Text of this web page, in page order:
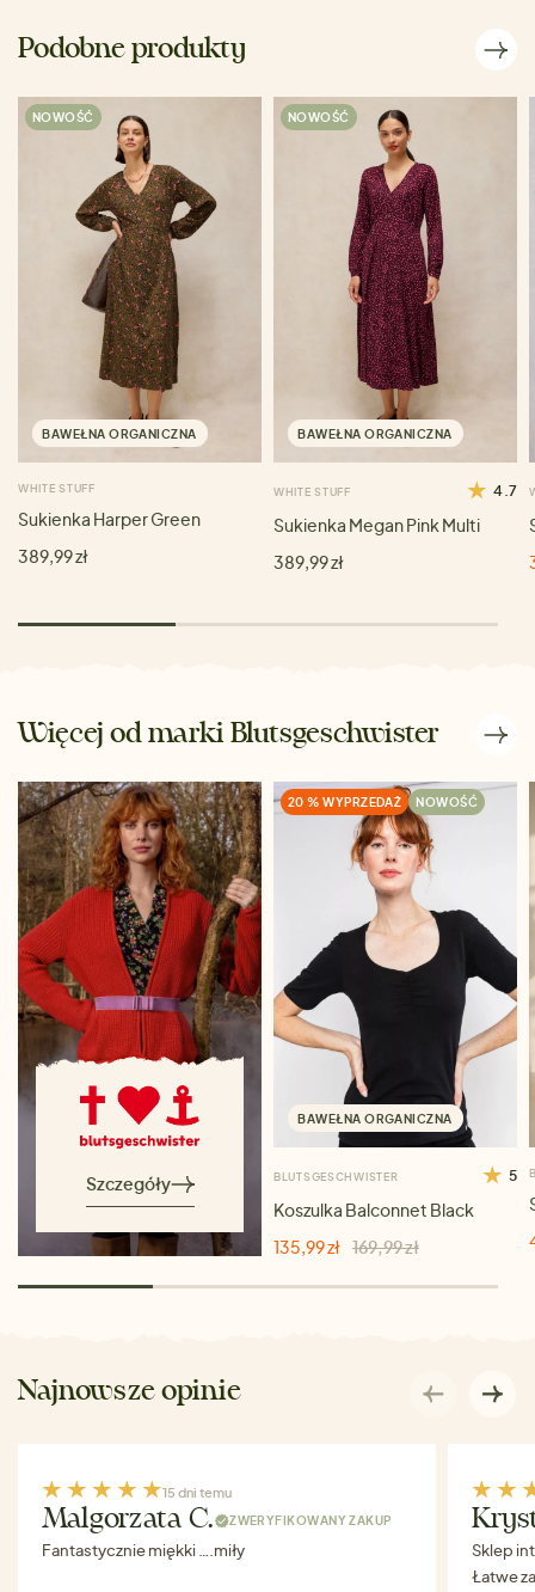
Podobne produkty
NOWOŚĆ
BAWEŁNA ORGANICZNA
WHITE STUFF
Sukienka Harper Green
389,99 zł
NOWOŚĆ
BAWEŁNA ORGANICZNA
WHITE STUFF 4.7
Sukienka Megan Pink Multi
389,99 zł
Więcej od marki Blutsgeschwister
Szczegóły
20 % WYPRZEDAŻ NOWOŚĆ
BAWEŁNA ORGANICZNA
BLUTSGESCHWISTER 5
Koszulka Balconnet Black
135,99 zł 169,99 zł
Najnowsze opinie
15 dni temu
Malgorzata C. ZWERYFIKOWANY ZAKUP
Fantastycznie miękki ….miły
Sklep
Łatwe